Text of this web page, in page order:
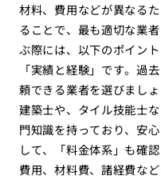
材料、費用などが異なる
ることで、最も適切な業
ぶ際には、以下のポイン
「実績と経験」です。過
頼できる業者を選びまし
建築士や、タイル技能士
門知識を持っており、安
して、「料金体系」も確
費用、材料費、諸経費な